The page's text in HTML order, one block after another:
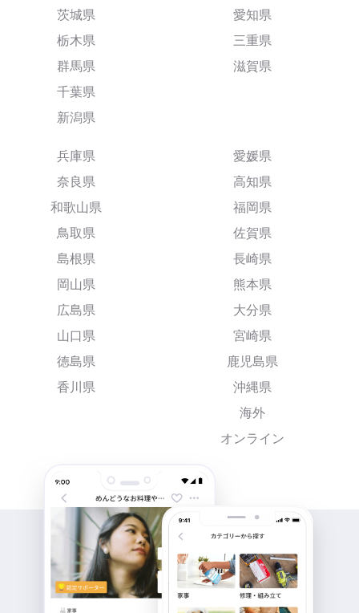
茨城県
栃木県
群馬県
千葉県
新潟県
愛知県
三重県
滋賀県
兵庫県
奈良県
和歌山県
鳥取県
島根県
岡山県
広島県
山口県
徳島県
香川県
愛媛県
高知県
福岡県
佐賀県
長崎県
熊本県
大分県
宮崎県
鹿児島県
沖縄県
海外
オンライン